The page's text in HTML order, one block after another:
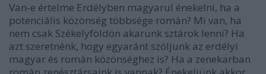
Van-e értelme Erdélyben magyarul énekelni, ha a
potenciális közönség többsége román? Mi van, ha
nem csak Székelyföldön akarunk sztárok lenni? Ha
azt szeretnénk, hogy egyaránt szóljunk az erdélyi
magyar és román közönséghez is? Ha a zenekarban